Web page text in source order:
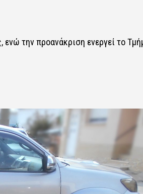
την προανάκριση ενεργεί το